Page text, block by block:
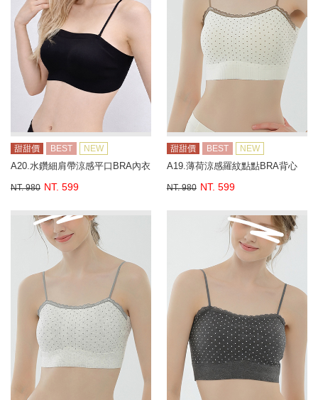
甜甜價 BEST NEW
A20.水鑽細肩帶涼感平口BRA內衣
NT. 980 NT. 599
甜甜價 BEST NEW
A19.薄荷涼感羅紋點點BRA背心
NT. 980 NT. 599